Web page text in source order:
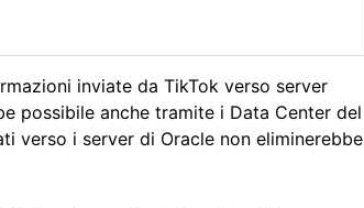
inviate da TikTok verso server
possibile anche tramite i Data Center del
verso i server di Oracle non eliminerebbe